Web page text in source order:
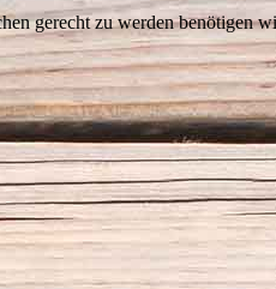
gerecht zu werden benötigen